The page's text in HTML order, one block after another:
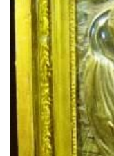
Economia
Sport
Sicilia
Servizi